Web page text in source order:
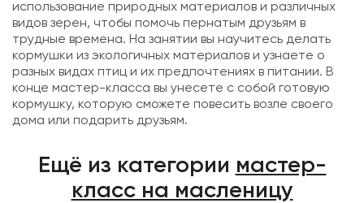
использование природных материалов и различных
видов зерен, чтобы помочь пернатым друзьям в
трудные времена. На занятии вы научитесь делать
кормушки из экологичных материалов и узнаете о
разных видах птиц и их предпочтениях в питании. В
конце мастер-класса вы унесете с собой готовую
кормушку, которую сможете повесить возле своего
дома или подарить друзьям.
Ещё из категории мастер-
класс на масленицу